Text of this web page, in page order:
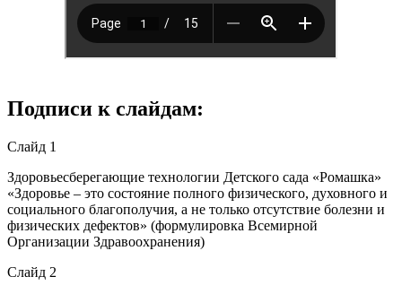
Подписи к слайдам:
Слайд 1
Здоровьесберегающие технологии Детского сада «Ромашка»
«Здоровье – это состояние полного физического, духовного и
социального благополучия, а не только отсутствие болезни и
физических дефектов» (формулировка Всемирной
Организации Здравоохранения)
Слайд 2